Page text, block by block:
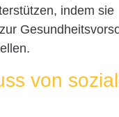
indem sie
von